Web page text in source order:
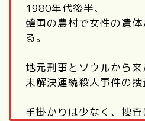
1980年代後半、
韓国の農村で女性の遺
る。
地元刑事とソウルから
未解決連続殺人事件の捜
手掛かりは少なく、捜査